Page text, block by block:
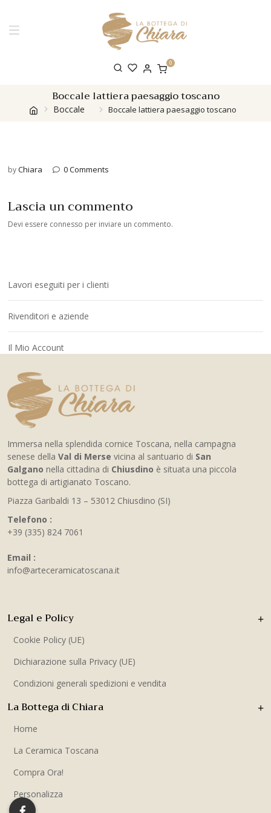
0
Boccale lattiera paesaggio toscano
Boccale Boccale lattiera paesaggio toscano
byChiara 0 Comments
Lascia un commento
Devi essere connesso per inviare un commento.
Lavori eseguiti per i clienti
Rivenditori e aziende
Il Mio Account
Immersa nella splendida cornice Toscana, nella campagna
senese della Val di Merse vicina al santuario di San
Galgano nella cittadina di Chiusdino è situata una piccola
bottega di artigianato Toscano.
Piazza Garibaldi 13 – 53012 Chiusdino (SI)
Telefono :
+39 (335) 824 7061
Email :
info@arteceramicatoscana.it
La Bottega di Chiara
Home
La Ceramica Toscana
Compra Ora!
Personalizza
Legal e Policy
Cookie Policy (UE)
Dichiarazione sulla Privacy (UE)
Condizioni generali spedizioni e vendita